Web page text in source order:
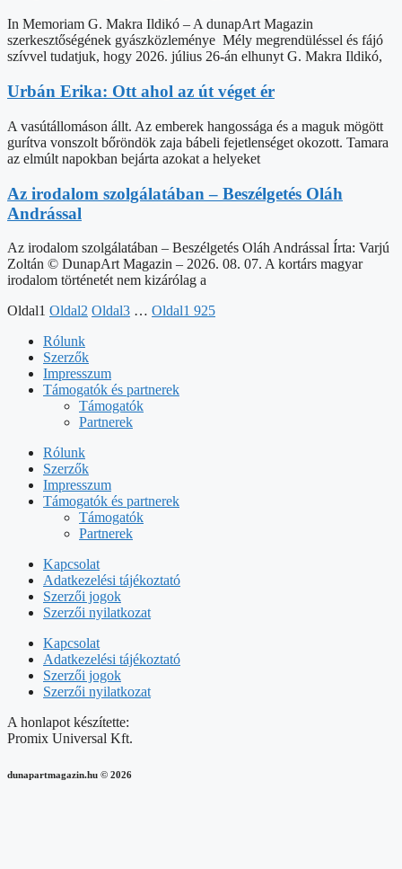
In Memoriam G. Makra Ildikó – A dunapArt Magazin
szerkesztőségének gyászközleménye Mély megrendüléssel és fájó
szívvel tudatjuk, hogy 2026. július 26-án elhunyt G. Makra Ildikó,
Urbán Erika: Ott ahol az út véget ér
A vasútállomáson állt. Az emberek hangossága és a maguk mögött
gurítva vonszolt bőröndök zaja bábeli fejetlenséget okozott. Tamara
az elmúlt napokban bejárta azokat a helyeket
Az irodalom szolgálatában – Beszélgetés Oláh
Andrással
Az irodalom szolgálatában – Beszélgetés Oláh Andrással Írta: Varjú
Zoltán © DunapArt Magazin – 2026. 08. 07. A kortárs magyar
irodalom történetét nem kizárólag a
Oldal1 Oldal2 Oldal3 … Oldal1 925
Rólunk
Szerzők
Impresszum
Támogatók és partnerek
Támogatók
Partnerek
Rólunk
Szerzők
Impresszum
Támogatók és partnerek
Támogatók
Partnerek
Kapcsolat
Adatkezelési tájékoztató
Szerzői jogok
Szerzői nyilatkozat
Kapcsolat
Adatkezelési tájékoztató
Szerzői jogok
Szerzői nyilatkozat
A honlapot készítette:
Promix Universal Kft.
dunapartmagazin.hu © 2026